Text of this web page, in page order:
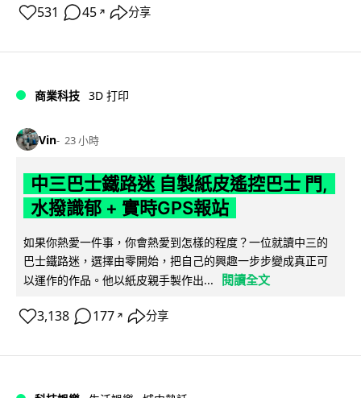
531 45 ↗ 分享
商業科技 3D 打印
Vin 23 小時
中三巴士鐵路迷 自製紙皮遙控巴士 門,
水撥識郁 + 實時GPS報站
如果你熱愛一件事，你會熱愛到怎樣的程度？一位就讀中三的
巴士鐵路迷，選擇由零開始，把自己的興趣一步步變成真正可
以運作的作品。他以紙皮親手製作出...
閱讀全文
3,138 177 ↗ 分享